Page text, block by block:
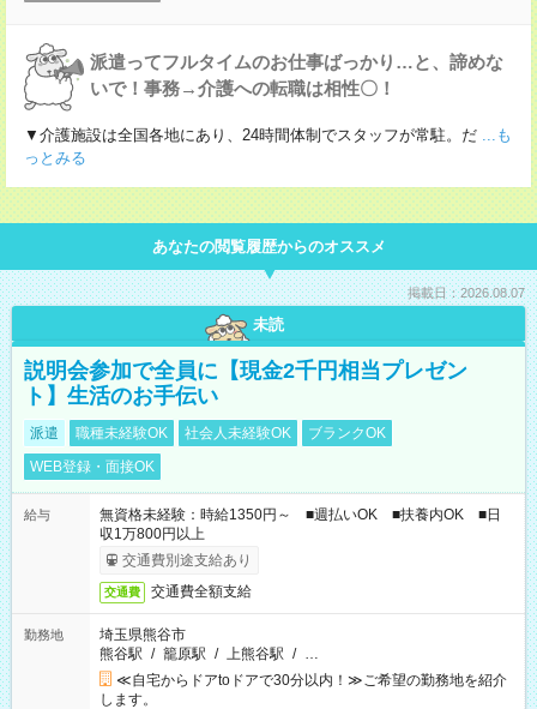
派遣ってフルタイムのお仕事ばっかり…と、諦めな
いで！事務→介護への転職は相性〇！
▼介護施設は全国各地にあり、24時間体制でスタッフが常駐。だ ...も
っとみる
あなたの閲覧履歴からのオススメ
掲載日：2026.08.07
未読
説明会参加で全員に【現金2千円相当プレゼン
ト】生活のお手伝い
派遣 職種未経験OK 社会人未経験OK
ブランクOK
WEB登録・面接OK
給与
無資格未経験：時給1350円～ ■週払いOK ■扶養内OK ■日
収1万800円以上
交通費別途支給あり
交通費 交通費全額支給
勤務地
埼玉県熊谷市
熊谷駅 / 籠原駅 / 上熊谷駅 / …
≪自宅からドアtoドアで30分以内！≫ご希望の勤務地を紹介
します。